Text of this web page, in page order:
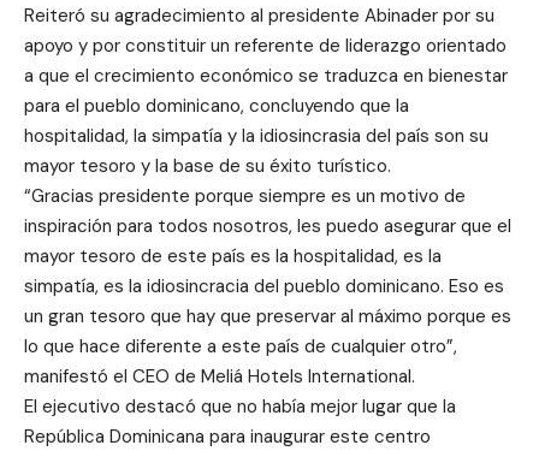
Reiteró su agradecimiento al presidente Abinader por su
apoyo y por constituir un referente de liderazgo orientado
a que el crecimiento económico se traduzca en bienestar
para el pueblo dominicano, concluyendo que la
hospitalidad, la simpatía y la idiosincrasia del país son su
mayor tesoro y la base de su éxito turístico.
“Gracias presidente porque siempre es un motivo de
inspiración para todos nosotros, les puedo asegurar que el
mayor tesoro de este país es la hospitalidad, es la
simpatía, es la idiosincracia del pueblo dominicano. Eso es
un gran tesoro que hay que preservar al máximo porque es
lo que hace diferente a este país de cualquier otro”,
manifestó el CEO de Meliá Hotels International.
El ejecutivo destacó que no había mejor lugar que la
República Dominicana para inaugurar este centro